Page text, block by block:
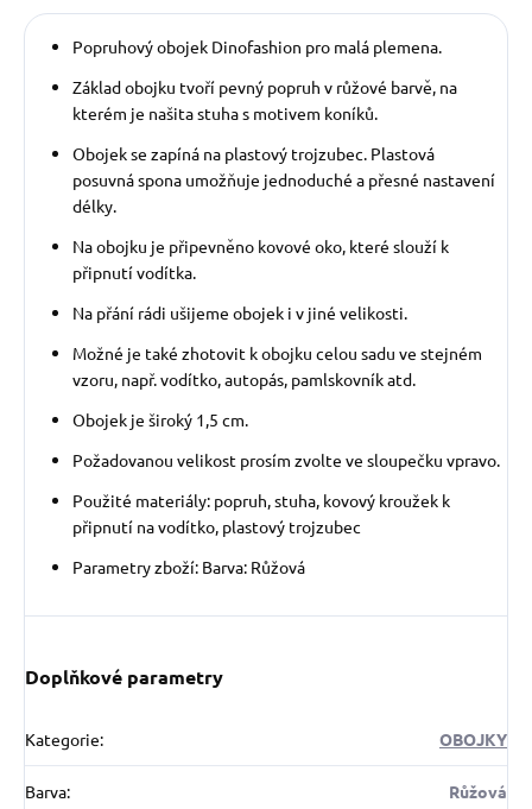
Popruhový obojek Dinofashion pro malá plemena.
Základ obojku tvoří pevný popruh v růžové barvě, na
kterém je našita stuha s motivem koníků.
Obojek se zapíná na plastový trojzubec. Plastová
posuvná spona umožňuje jednoduché a přesné nastavení
délky.
Na obojku je připevněno kovové oko, které slouží k
připnutí vodítka.
Na přání rádi ušijeme obojek i v jiné velikosti.
Možné je také zhotovit k obojku celou sadu ve stejném
vzoru, např. vodítko, autopás, pamlskovník atd.
Obojek je široký 1,5 cm.
Požadovanou velikost prosím zvolte ve sloupečku vpravo.
Použité materiály: popruh, stuha, kovový kroužek k
připnutí na vodítko, plastový trojzubec
Parametry zboží: Barva: Růžová
Doplňkové parametry
Kategorie: OBOJKY
Barva: Růžová